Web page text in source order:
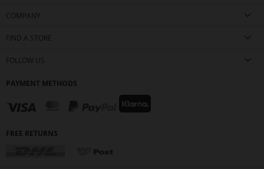
COMPANY
FIND A STORE
FOLLOW US
PAYMENT METHODS
FREE RETURNS